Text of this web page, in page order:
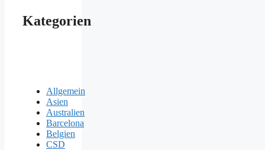
Kategorien
Allgemein
Asien
Australien
Barcelona
Belgien
CSD